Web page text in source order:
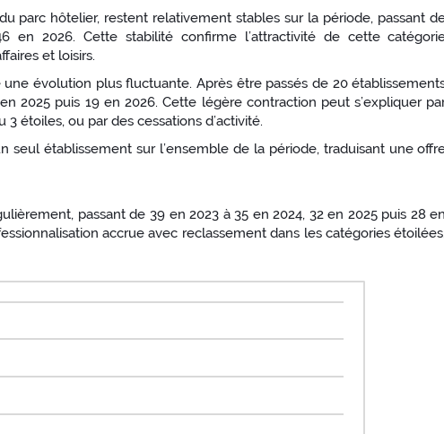
parc hôtelier, restent relativement stables sur la période, passant
2026. Cette stabilité confirme l’attractivité de cette
et loisirs.
évolution plus fluctuante. Après être passés de 20
2025 puis 19 en 2026. Cette légère contraction peut s’expliquer
étoiles, ou par des cessations d’activité.
seul établissement sur l’ensemble de la période, traduisant une
passant de 39 en 2023 à 35 en 2024, 32 en 2025 puis 28 en
accrue avec reclassement dans les catégories